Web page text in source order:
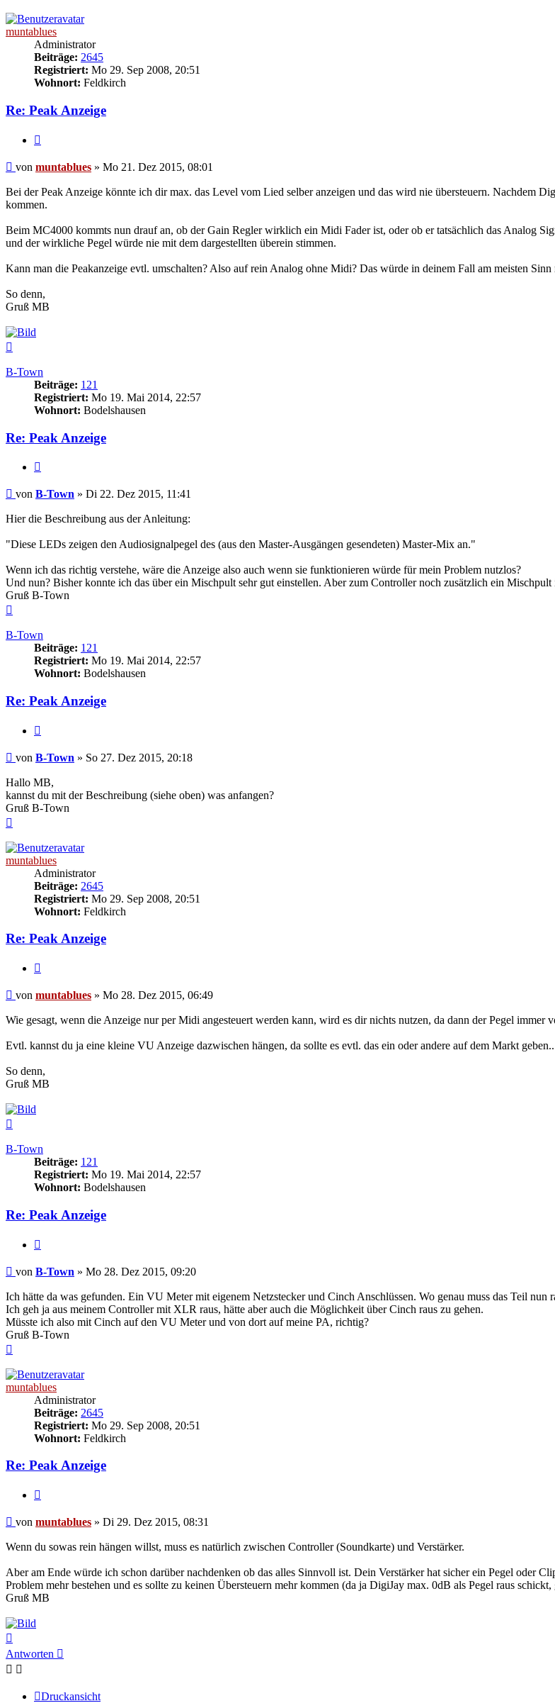
muntablues
Administrator
Beiträge: 2645
Registriert: Mo 29. Sep 2008, 20:51
Wohnort: Feldkirch
Re: Peak Anzeige
Beitrag
von muntablues » Mo 21. Dez 2015, 08:01
Bei der Peak Anzeige könnte ich dir max. das Level vom Lied selber anzeigen und das wird nie übersteuern. Nachdem
kommen.
Beim MC4000 kommts nun drauf an, ob der Gain Regler wirklich ein Midi Fader ist, oder ob er tatsächlich das Analog
und der wirkliche Pegel würde nie mit dem dargestellten überein stimmen.
Kann man die Peakanzeige evtl. umschalten? Also auf rein Analog ohne Midi? Das würde in deinem Fall am meisten Sinn
So denn,
Gruß MB
B-Town
Beiträge: 121
Registriert: Mo 19. Mai 2014, 22:57
Wohnort: Bodelshausen
Re: Peak Anzeige
Beitrag
von B-Town » Di 22. Dez 2015, 11:41
Hier die Beschreibung aus der Anleitung:
"Diese LEDs zeigen den Audiosignalpegel des (aus den Master-Ausgängen gesendeten) Master-Mix an."
Wenn ich das richtig verstehe, wäre die Anzeige also auch wenn sie funktionieren würde für mein Problem nutzlos?
Und nun? Bisher konnte ich das über ein Mischpult sehr gut einstellen. Aber zum Controller noch zusätzlich ein
Gruß B-Town
B-Town
Beiträge: 121
Registriert: Mo 19. Mai 2014, 22:57
Wohnort: Bodelshausen
Re: Peak Anzeige
Beitrag
von B-Town » So 27. Dez 2015, 20:18
Hallo MB,
kannst du mit der Beschreibung (siehe oben) was anfangen?
Gruß B-Town
muntablues
Administrator
Beiträge: 2645
Registriert: Mo 29. Sep 2008, 20:51
Wohnort: Feldkirch
Re: Peak Anzeige
Beitrag
von muntablues » Mo 28. Dez 2015, 06:49
Wie gesagt, wenn die Anzeige nur per Midi angesteuert werden kann, wird es dir nichts nutzen, da dann der Pegel immer
Evtl. kannst du ja eine kleine VU Anzeige dazwischen hängen, da sollte es evtl. das ein oder andere auf dem Markt
So denn,
Gruß MB
B-Town
Beiträge: 121
Registriert: Mo 19. Mai 2014, 22:57
Wohnort: Bodelshausen
Re: Peak Anzeige
Beitrag
von B-Town » Mo 28. Dez 2015, 09:20
Ich hätte da was gefunden. Ein VU Meter mit eigenem Netzstecker und Cinch Anschlüssen. Wo genau muss das Teil nun
Ich geh ja aus meinem Controller mit XLR raus, hätte aber auch die Möglichkeit über Cinch raus zu gehen.
Müsste ich also mit Cinch auf den VU Meter und von dort auf meine PA, richtig?
Gruß B-Town
muntablues
Administrator
Beiträge: 2645
Registriert: Mo 29. Sep 2008, 20:51
Wohnort: Feldkirch
Re: Peak Anzeige
Beitrag
von muntablues » Di 29. Dez 2015, 08:31
Wenn du sowas rein hängen willst, muss es natürlich zwischen Controller (Soundkarte) und Verstärker.
Aber am Ende würde ich schon darüber nachdenken ob das alles Sinnvoll ist. Dein Verstärker hat sicher ein Pegel oder
Problem mehr bestehen und es sollte zu keinen Übersteuern mehr kommen (da ja DigiJay max. 0dB als Pegel raus
Gruß MB
oben
Antworten
Druckansicht